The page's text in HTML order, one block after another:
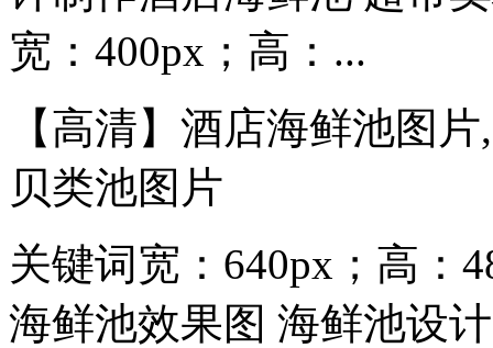
宽：400px；高：...
【高清】酒店海鲜池图
贝类池图片
关键词宽：640px；高：
海鲜池效果图 海鲜池设